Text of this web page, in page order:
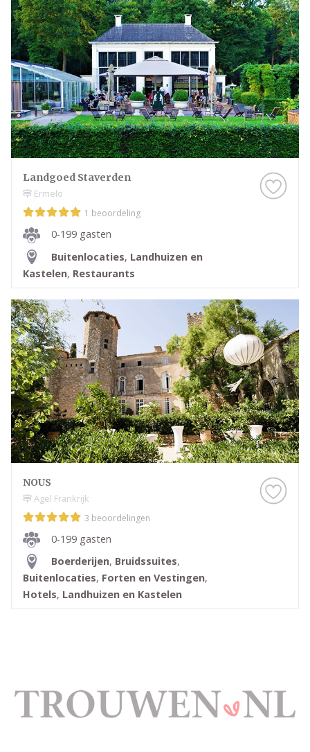
Landgoed Staverden
Ermelo
1 beoordeling
0-199 gasten
Buitenlocaties, Landhuizen en
Kastelen, Restaurants
NOUS
Agel Frankrijk
3 beoordelingen
0-199 gasten
Boerderijen, Bruidssuites,
Buitenlocaties, Forten en Vestingen,
Hotels, Landhuizen en Kastelen